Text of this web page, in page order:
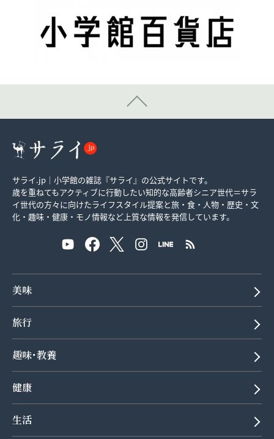
サライ.jp｜小学館の雑誌『サライ』の公式サイトです。
歳を重ねてもアクティブに行動したい知的な高齢者シニア世代＝サラ
イ世代の方々に向けたライフスタイル提案と旅・食・人物・歴史・文
化・趣味・健康・モノ情報など上質な情報を発信しています。
美味
旅行
趣味･教養
健康
生活